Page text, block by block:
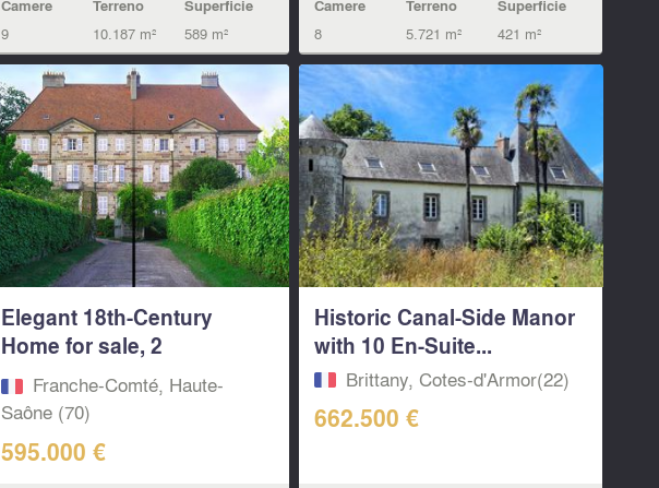
Camere
9
Terreno
10.187 m²
Superficie
589 m²
Camere
8
Terreno
5.721 m²
Superficie
421 m²
Elegant 18th-Century
Home for sale, 2
Separate...
Franche-Comté, Haute-
Saône (70)
595.000 €
Historic Canal-Side Manor
with 10 En-Suite...
Brittany, Cotes-d'Armor(22)
662.500 €